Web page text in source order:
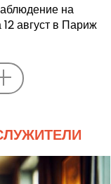
на
август в Париж